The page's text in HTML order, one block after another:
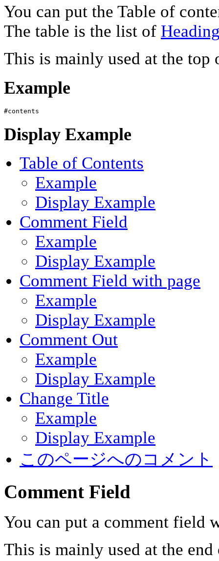
You can put the Table of
The table is the list of
This is mainly used at the top
Example
#contents
Display Example
Table of Contents
Example
Display Example
Comment Field
Example
Display Example
Comment Field with page
Example
Display Example
Comment Out
Example
Display Example
Change Title
Example
Display Example
このページへのコメント
Comment Field
You can put a comment field
This is mainly used at the end